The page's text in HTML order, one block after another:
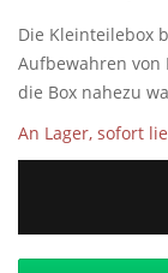
Die Kleinteilebox
Aufbewahren
die Box nahezu
An Lager, sofort